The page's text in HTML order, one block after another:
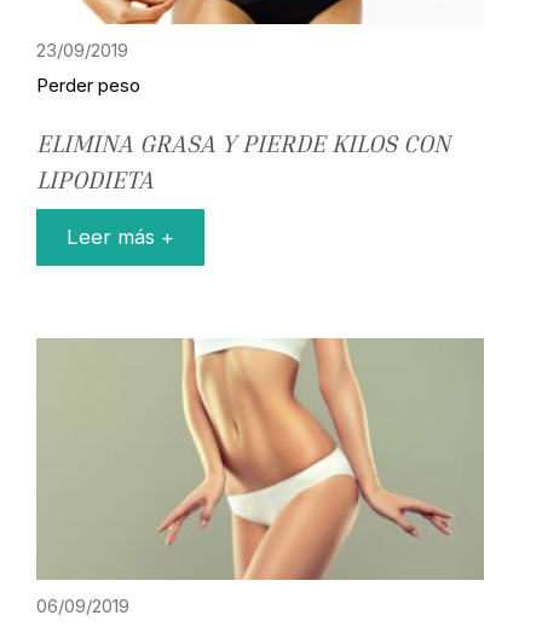
23/09/2019
Perder peso
ELIMINA GRASA Y PIERDE KILOS CON
LIPODIETA
Leer más +
06/09/2019